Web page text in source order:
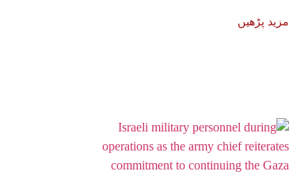
علاقائی ذرائع نے بتایا
مزید پڑھیں